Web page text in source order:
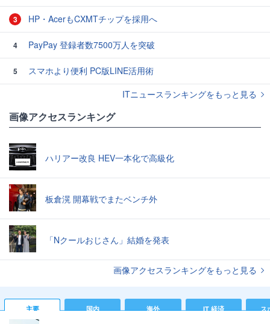
3 HP・AcerもCXMTチップを採用へ
4 PayPay 登録者数7500万人を突破
5
スマホより便利 PC版LINE活用術
ITニュースランキングをもっと見る
画像アクセスランキング
ハリアー改良 HEV一本化で高級化
板倉滉 開幕戦でまたベンチ外
「Nクールおじさん」結婚を発表
画像アクセスランキングをもっと見る
主要 国内 海外 IT 経済 ス